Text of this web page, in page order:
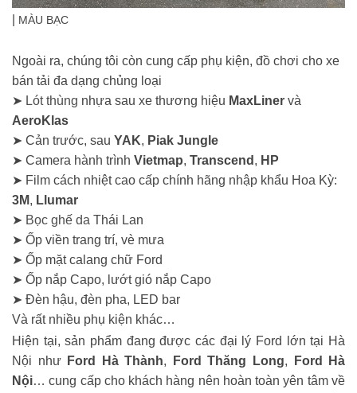
MÀU BẠC
Ngoài ra, chúng tôi còn cung cấp phụ kiện, đồ chơi cho xe
bán tải đa dạng chủng loại
➤ Lót thùng nhựa sau xe thương hiệu MaxLiner và
AeroKlas
➤ Cản trước, sau YAK, Piak Jungle
➤ Camera hành trình Vietmap, Transcend , HP
➤ Film cách nhiệt cao cấp chính hãng nhập khẩu Hoa Kỳ:
3M, Llumar
➤ Bọc ghế da Thái Lan
➤ Ốp viền trang trí, vè mưa
➤ Ốp mặt calang chữ Ford
➤ Ốp nắp Capo, lướt gió nắp Capo
➤ Đèn hậu, đèn pha, LED bar
Và rất nhiều phụ kiện khác…
Hiện tại, sản phẩm đang được các đại lý Ford lớn tại Hà
Nội như Ford Hà Thành, Ford Thăng Long,
Ford Hà
Nội… cung cấp cho khách hàng nên hoàn toàn yên tâm về